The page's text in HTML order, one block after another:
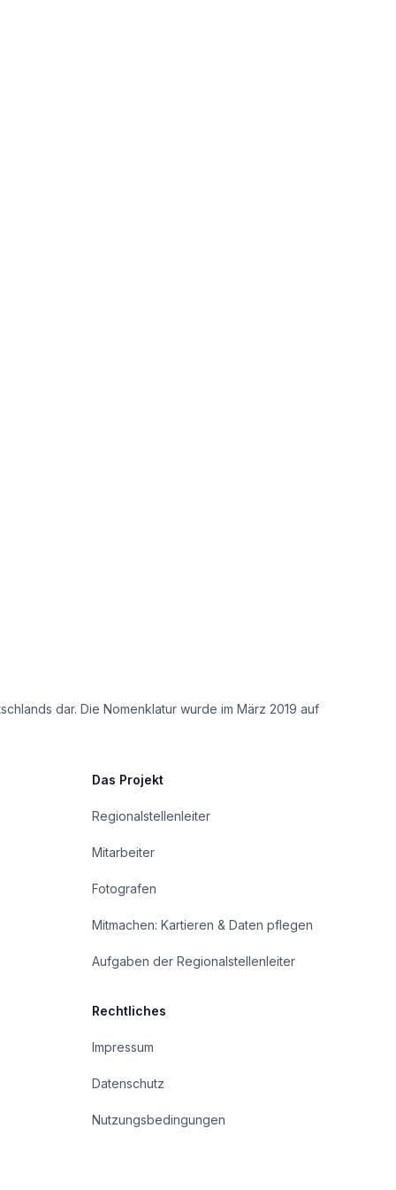
dar. Die Nomenklatur wurde im März 2019 auf
Das Projekt
Regionalstellenleiter
Mitarbeiter
Fotografen
Mitmachen: Kartieren & Daten pflegen
Aufgaben der Regionalstellenleiter
Rechtliches
Impressum
Datenschutz
Nutzungsbedingungen